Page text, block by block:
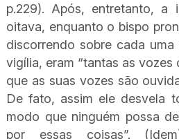
p.229). Após, entretanto, a
oitava, enquanto o bispo
discorrendo sobre cada
vigília, eram “tantas as
que as suas vozes são
De fato, assim ele desvela
modo que ninguém possa
por essas coisas”.